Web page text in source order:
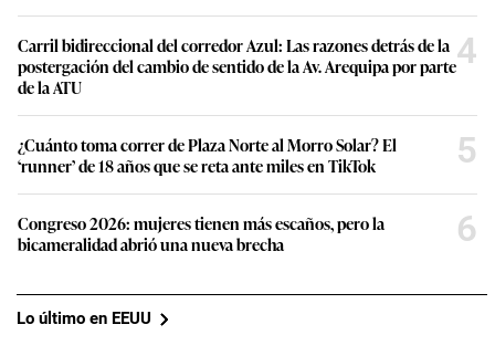
Carril bidireccional del corredor Azul: Las razones detrás de la
postergación del cambio de sentido de la Av. Arequipa por parte
de la ATU
4
¿Cuánto toma correr de Plaza Norte al Morro Solar? El
‘runner’ de 18 años que se reta ante miles en TikTok
5
Congreso 2026: mujeres tienen más escaños, pero la
bicameralidad abrió una nueva brecha
6
Lo último en EEUU